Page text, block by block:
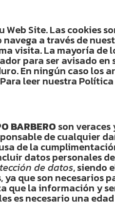
Site. Las cookies
a través de
visita. La mayoría de
para ser avisado
En ningún caso los
leer nuestra
BARBEROson
de cualquier
de la
datos personales
de datos, siendo
que son necesarios
que la información y
es necesario una